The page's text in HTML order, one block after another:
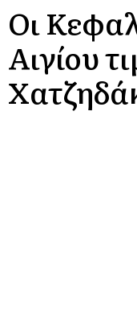
Οι
Αιγίου